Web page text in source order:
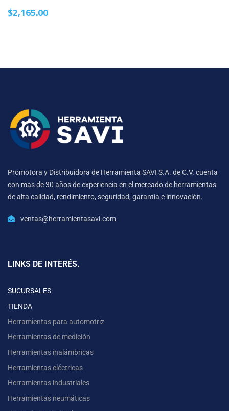
$2,165.00
Promotora y Distribuidora de Herramienta SAVI S.A. de C.V. cuenta
con mas de 30 años de experiencia en el mercado de herramientas
de alta calidad, rendimiento, seguridad, garantía e innovación.
ventas@herramientasavi.com
LINKS DE INTERÉS.
SUCURSALES
TIENDA
Herramientas para automotriz
Herramientas de medición
Herramientas inalámbricas
Herramientas eléctricas
Herramientas industriales
Herramientas neumáticas